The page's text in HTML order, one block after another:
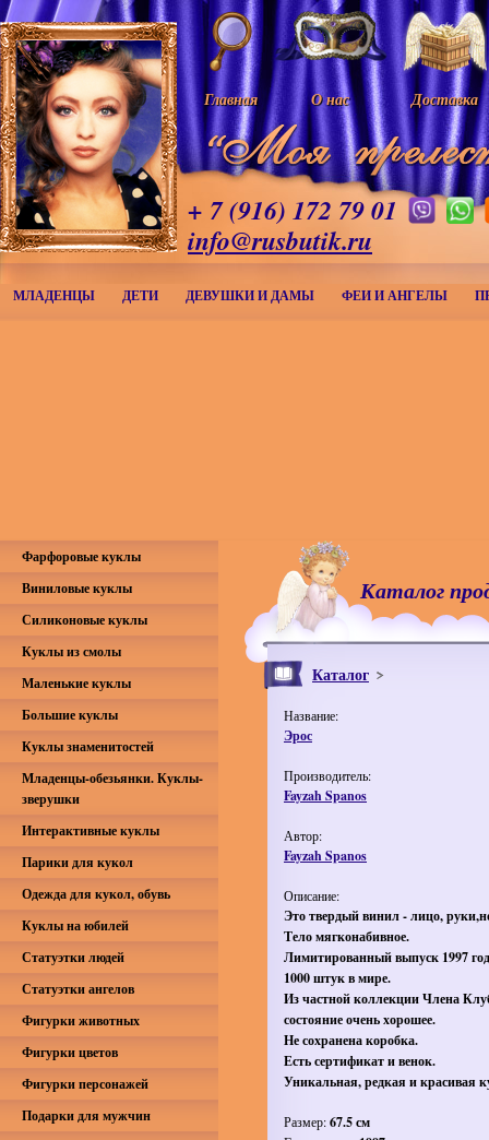
Главная О нас Доставка
+ 7 (916) 172 79 01
info@rusbutik.ru
МЛАДЕНЦЫ ДЕТИ ДЕВУШКИ И ДАМЫ ФЕИ И АНГЕЛЫ
Каталог
Каталог
Название:
Эрос
Производитель:
Fayzah Spanos
Автор:
Fayzah Spanos
Описание:
Это твердый винил - лицо,
Тело мягконабивное.
Лимитированный выпуск 1997
1000 штук в мире.
Из частной коллекции Члена
состояние очень хорошее.
Не сохранена коробка.
Есть сертификат и венок.
Уникальная, редкая и красивая
Размер:67.5 см
Фарфоровые куклы
Виниловые куклы
Силиконовые куклы
Куклы из смолы
Маленькие куклы
Большие куклы
Куклы знаменитостей
Младенцы-обезьянки. Куклы-
зверушки
Интерактивные куклы
Парики для кукол
Одежда для кукол, обувь
Куклы на юбилей
Статуэтки людей
Статуэтки ангелов
Фигурки животных
Фигурки цветов
Фигурки персонажей
Подарки для мужчин